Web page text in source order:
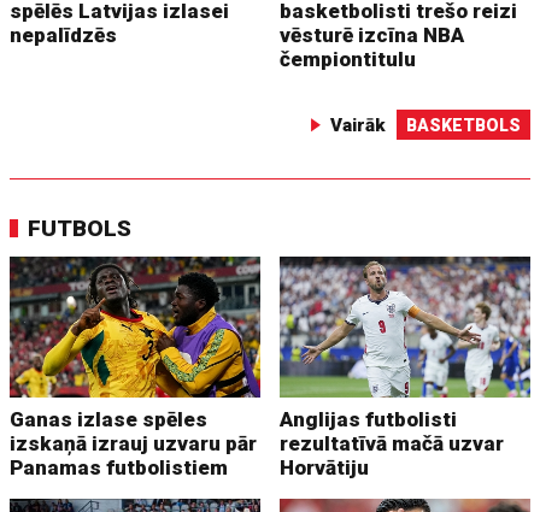
spēlēs Latvijas izlasei
nepalīdzēs
basketbolisti trešo reizi
vēsturē izcīna NBA
čempiontitulu
Vairāk BASKETBOLS
FUTBOLS
Ganas izlase spēles
izskaņā izrauj uzvaru pār
Panamas futbolistiem
Anglijas futbolisti
rezultatīvā mačā uzvar
Horvātiju